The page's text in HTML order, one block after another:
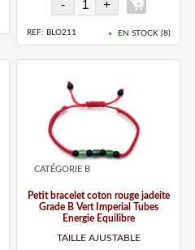
REF: BLO211 EN STOCK (8)
CATÉGORIE B
Petit bracelet coton rouge jadeite
Grade B Vert Imperial Tubes
Energie Equilibre
TAILLE AJUSTABLE